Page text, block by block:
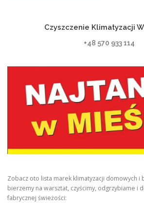
Czyszczenie Klimatyzacji
+48 570 933 114
Zobacz oto lista marek klimatyzacji domowych i
bierzemy na warsztat, czyścimy, odgrzybiame i
fabrycznej świeżości: